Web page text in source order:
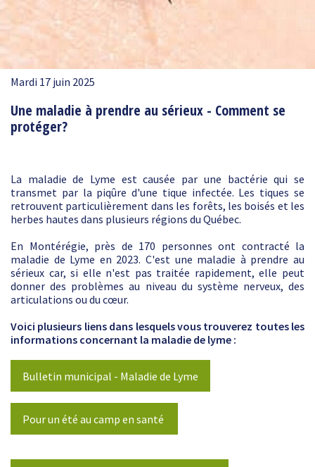
Mardi 17 juin 2025
Une maladie à prendre au sérieux - Comment se
protéger?
La maladie de Lyme est causée par une bactérie qui se
transmet par la piqûre d'une tique infectée. Les tiques se
retrouvent particulièrement dans les forêts, les boisés et les
herbes hautes dans plusieurs régions du Québec.
En Montérégie, près de 170 personnes ont contracté la
maladie de Lyme en 2023. C'est une maladie à prendre au
sérieux car, si elle n'est pas traitée rapidement, elle peut
donner des problèmes au niveau du système nerveux, des
articulations ou du cœur.
Voici plusieurs liens dans lesquels vous trouverez toutes les
informations concernant la maladie de lyme :
Bulletin municipal - Maladie de Lyme
Pour un été au camp en santé